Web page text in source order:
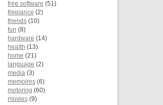
free software (51)
freelance (2)
friends(10)
fun (8)
hardware (14)
health (13)
home (21)
language (2)
media (3)
memoires(6)
motoring (60)
movies(9)